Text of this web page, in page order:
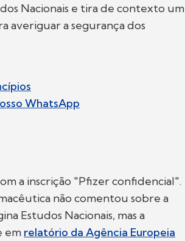
Nacionais e tira de contexto um
averiguar a segurança dos
WhatsApp
a inscrição "Pfizer confidencial".
não comentou sobre a
Estudos Nacionais, mas a
em relatório da Agência Europeia